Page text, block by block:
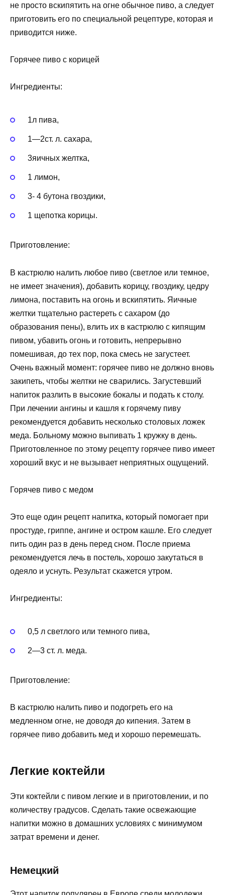
не просто вскипятить на огне обычное пиво, а следует
приготовить его по специальной рецептуре, которая и
приводится ниже.
Горячее пиво с корицей
Ингредиенты:
1л пива,
1—2ст. л. сахара,
3яичных желтка,
1 лимон,
3- 4 бутона гвоздики,
1 щепотка корицы.
Приготовление:
В кастрюлю налить любое пиво (светлое или темное,
не имеет значения), добавить корицу, гвоздику, цедру
лимона, поставить на огонь и вскипятить. Яичные
желтки тщательно растереть с сахаром (до
образования пены), влить их в кастрюлю с кипящим
пивом, убавить огонь и готовить, непрерывно
помешивая, до тех пор, пока смесь не загустеет.
Очень важный момент: горячее пиво не должно вновь
закипеть, чтобы желтки не сварились. Загустевший
напиток разлить в высокие бокалы и подать к столу.
При лечении ангины и кашля к горячему пиву
рекомендуется добавить несколько столовых ложек
меда. Больному можно выпивать 1 кружку в день.
Приготовленное по этому рецепту горячее пиво имеет
хороший вкус и не вызывает неприятных ощущений.
Горячев пиво с медом
Это еще один рецепт напитка, который помогает при
простуде, гриппе, ангине и остром кашле. Его следует
пить один раз в день перед сном. После приема
рекомендуется лечь в постель, хорошо закутаться в
одеяло и уснуть. Результат скажется утром.
Ингредиенты:
0,5 л светлого или темного пива,
2—3 ст. л. меда.
Приготовление:
В кастрюлю налить пиво и подогреть его на
медленном огне, не доводя до кипения. Затем в
горячее пиво добавить мед и хорошо перемешать.
Легкие коктейли
Эти коктейли с пивом легкие и в приготовлении, и по
количеству градусов. Сделать такие освежающие
напитки можно в домашних условиях с минимумом
затрат времени и денег.
Немецкий